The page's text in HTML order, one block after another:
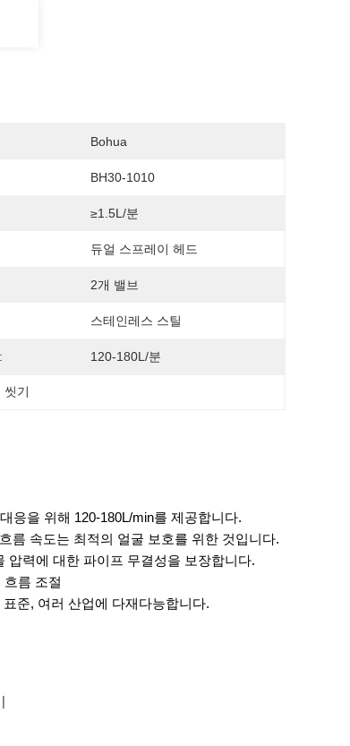
Bohua
BH30-1010
≥1.5L/분
듀얼 스프레이 헤드
2개 밸브
스테인레스 스틸
120-180L/분
씻기
응을 위해 120-180L/min를 제공합니다.
름 속도는 최적의 얼굴 보호를 위한 것입니다.
압력에 대한 파이프 무결성을 보장합니다.
름 조절
준, 여러 산업에 다재다능합니다.